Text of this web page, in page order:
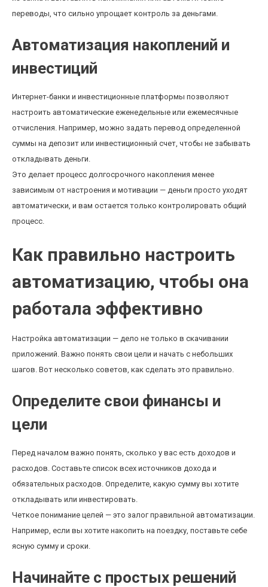
переводы, что сильно упрощает контроль за деньгами.
Автоматизация накоплений и
инвестиций
Интернет-банки и инвестиционные платформы позволяют
настроить автоматические еженедельные или ежемесячные
отчисления. Например, можно задать перевод определенной
суммы на депозит или инвестиционный счет, чтобы не забывать
откладывать деньги.
Это делает процесс долгосрочного накопления менее
зависимым от настроения и мотивации — деньги просто уходят
автоматически, и вам остается только контролировать общий
процесс.
Как правильно настроить
автоматизацию, чтобы она
работала эффективно
Настройка автоматизации — дело не только в скачивании
приложений. Важно понять свои цели и начать с небольших
шагов. Вот несколько советов, как сделать это правильно.
Определите свои финансы и
цели
Перед началом важно понять, сколько у вас есть доходов и
расходов. Составьте список всех источников дохода и
обязательных расходов. Определите, какую сумму вы хотите
откладывать или инвестировать.
Четкое понимание целей — это залог правильной автоматизации.
Например, если вы хотите накопить на поездку, поставьте себе
ясную сумму и сроки.
Начинайте с простых решений